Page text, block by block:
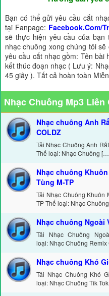
Bạn có thể gửi yêu cầu cắt
tại Fanpage: Facebook.Com/
sẽ thực hiện yêu cầu của
nhạc chuông xong chúng tôi
yêu cầu cắt nhạc gồm: Tên bài
kết thúc đoạn nhạc ( Lưu ý:
45 giây ). Tất cả hoàn toàn
Nhạc Chuông Mp3 Liên
Nhạc chuông Anh
COLDZ
Tải Nhạc Chuông Anh
Thể loại: Nhạc Chuông
Nhạc chuông
Tùng M-TP
Tải Nhạc Chuông Khuôn
TP Thể loại: Nhạc
Nhạc chuông Ngoài
Tải Nhạc Chuông
loại: Nhạc Chuông
Nhạc chuông Khó
Tải Nhạc Chuông Khó
loại: Nhạc Chuông Tik